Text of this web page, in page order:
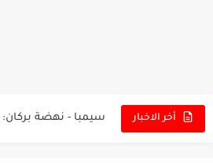
أخر الاخبار